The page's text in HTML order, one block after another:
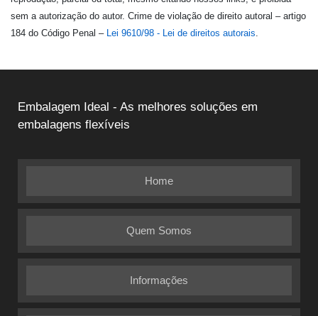
sem a autorização do autor. Crime de violação de direito autoral – artigo
184 do Código Penal – Lei 9610/98 - Lei de direitos autorais.
Embalagem Ideal - As melhores soluções em
embalagens flexíveis
Home
Quem Somos
Informações